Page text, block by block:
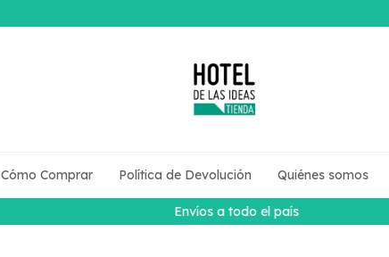
Envíos a todo el país
Cómo Comprar Política de Devolución Quiénes somos